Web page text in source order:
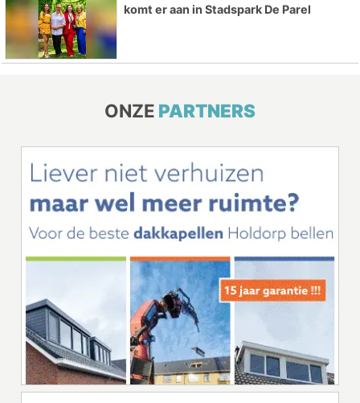
komt er aan in Stadspark De Parel
ONZE PARTNERS